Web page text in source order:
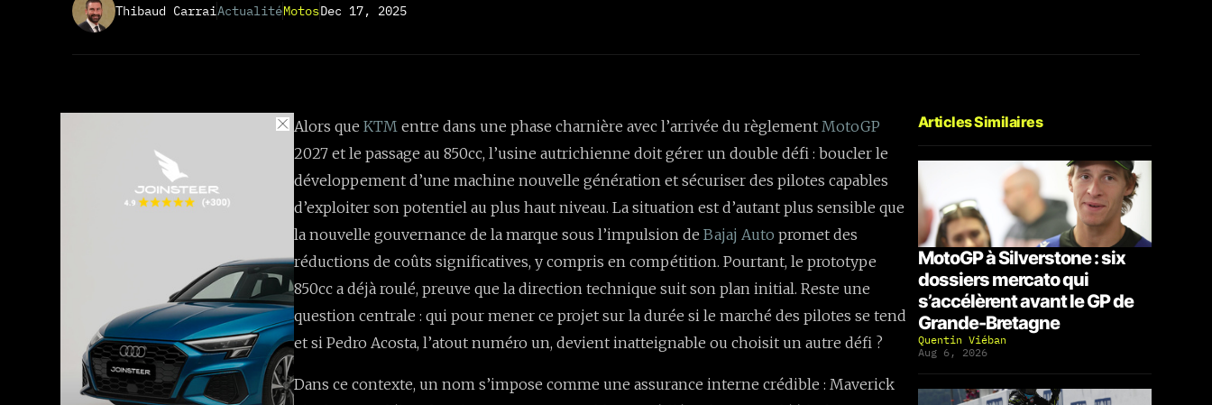
Thibaud Carrai ActualitéMotosDec 17, 2025
Alors queKTM entre dans une phase charnière avec l’arrivée du règlementMotoGP
2027 et le passage au 850cc, l’usine autrichienne doit gérer un double défi : boucler le
développement d’une machine nouvelle génération et sécuriser des pilotes capables
d’exploiter son potentiel au plus haut niveau. La situation est d’autant plus sensible que
la nouvelle gouvernance de la marque sous l’impulsion deBajaj Auto promet des
réductions de coûts significatives, y compris en compétition. Pourtant, le prototype
850cc a déjà roulé, preuve que la direction technique suit son plan initial. Reste une
question centrale : qui pour mener ce projet sur la durée si le marché des pilotes se tend
et si Pedro Acosta, l’atout numéro un, devient inatteignable ou choisit un autre défi ?
Dans ce contexte, un nom s’impose comme une assurance interne crédible : Maverick
Articles Similaires
MotoGP à Silverstone : six
dossiers mercato qui
s’accélèrent avant le GP de
Grande-Bretagne
Quentin Viéban
Aug 6, 2026